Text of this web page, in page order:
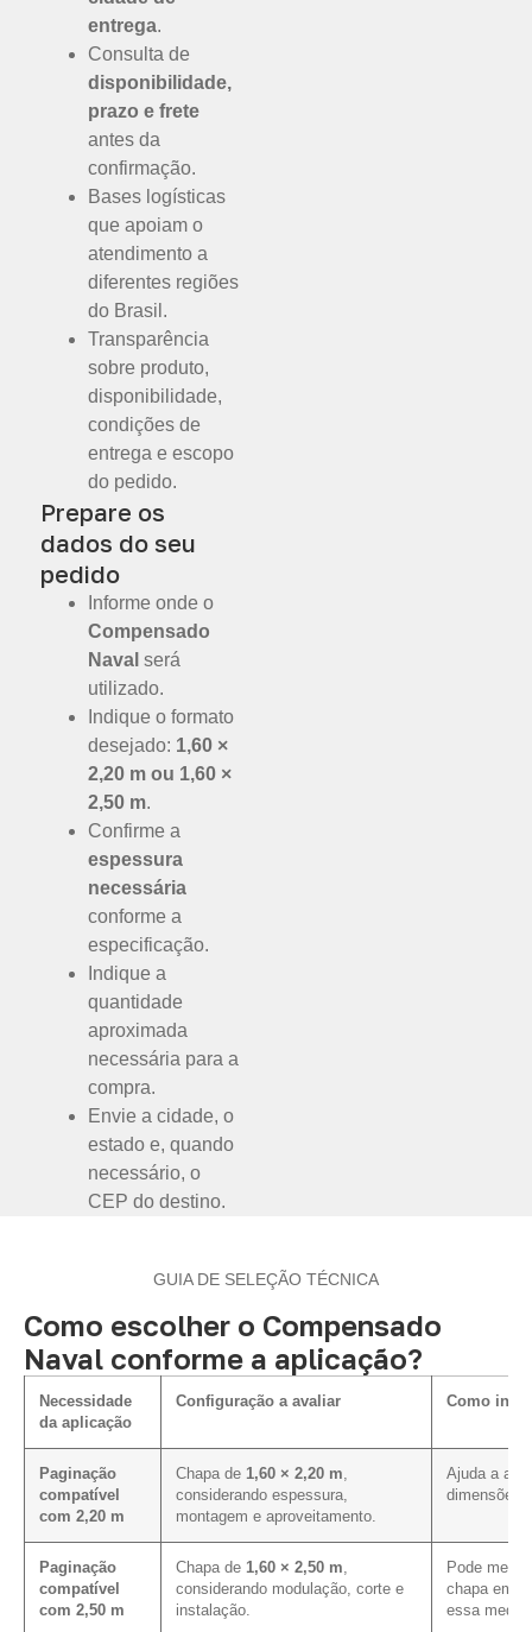
entrega.
Consulta de
disponibilidade,
prazo e frete
antes da
confirmação.
Bases logísticas
que apoiam o
atendimento a
diferentes regiões
do Brasil.
Transparência
sobre produto,
disponibilidade,
condições de
entrega e escopo
do pedido.
Prepare os
dados do seu
pedido
Informe onde o
Compensado
Naval será
utilizado.
Indique o formato
desejado: 1,60 ×
2,20 m ou 1,60 ×
2,50 m.
Confirme a
espessura
necessária
conforme a
especificação.
Indique a
quantidade
aproximada
necessária para a
compra.
Envie a cidade, o
estado e, quando
necessário, o
CEP do destino.
GUIA DE SELEÇÃO TÉCNICA
Como escolher o Compensado
Naval conforme a aplicação?
Necessidade
da aplicação
Configuração a avaliar Como
Paginação
compatível
com 2,20 m
Chapa de 1,60 × 2,20 m
considerando espessura,
montagem e aproveitamento.
Ajuda a
dimensões
Paginação
compatível
com 2,50 m
Chapa de 1,60 × 2,50 m
considerando modulação, corte e
instalação.
Pode
chapa em
essa